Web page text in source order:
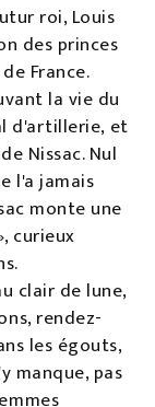
roi, Louis
des princes
France.
la vie du
d'artillerie, et
Nissac. Nul
l'a jamais
monte une
curieux
clair de lune,
rendez-
les égouts,
manque, pas